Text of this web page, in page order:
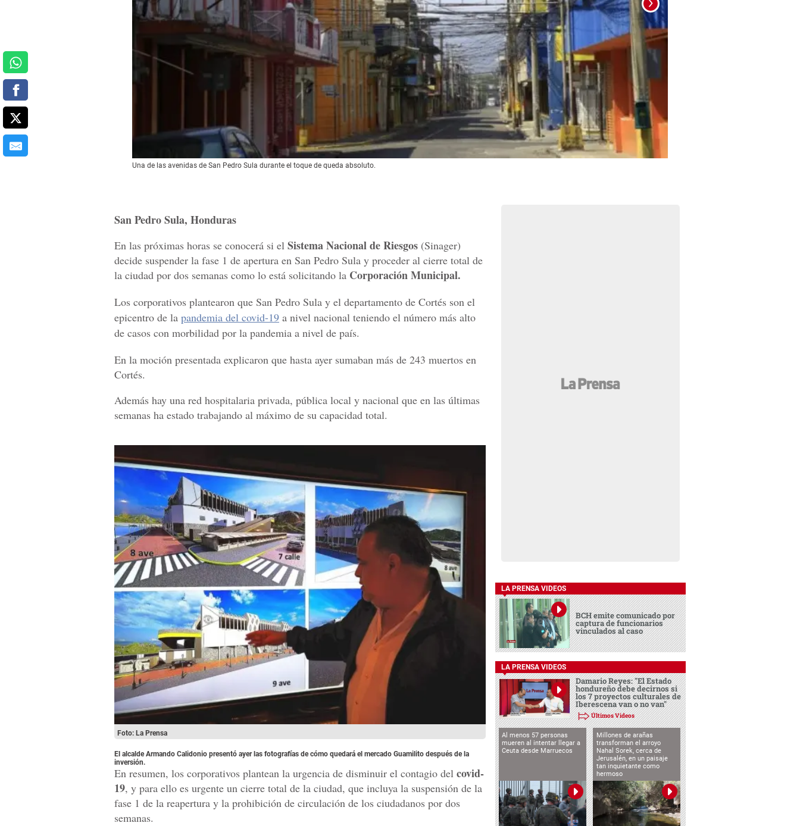
Una de las avenidas de San Pedro Sula durante el toque de queda absoluto.
San Pedro Sula, Honduras
En las próximas horas se conocerá si el Sistema Nacional de Riesgos (Sinager)
decide suspender la fase 1 de apertura en San Pedro Sula y proceder al cierre total de
la ciudad por dos semanas como lo está solicitando la Corporación Municipal.
Los corporativos plantearon que San Pedro Sula y el departamento de Cortés son el
epicentro de la pandemia del covid-19 a nivel nacional teniendo el número más alto
de casos con morbilidad por la pandemia a nivel de país.
En la moción presentada explicaron que hasta ayer sumaban más de 243 muertos en
Cortés.
Además hay una red hospitalaria privada, pública local y nacional que en las últimas
semanas ha estado trabajando al máximo de su capacidad total.
Foto: La Prensa
El alcalde Armando Calidonio presentó ayer las fotografías de cómo quedará el mercado Guamilito después de la
inversión.
En resumen, los corporativos plantean la urgencia de disminuir el contagio del covid-
19, y para ello es urgente un cierre total de la ciudad, que incluya la suspensión de la
fase 1 de la reapertura y la prohibición de circulación de los ciudadanos por dos
semanas.
LA PRENSA VIDEOS
BCH emite comunicado por
captura de funcionarios
vinculados al caso
LA PRENSA VIDEOS
Damario Reyes: "El Estado
hondureño debe decirnos si
los 7 proyectos culturales de
Iberescena van o no van"
Últimos Videos
Al menos 57 personas
mueren al intentar llegar a
Ceuta desde Marruecos
Millones de arañas
transforman el arroyo
Nahal Sorek, cerca de
Jerusalén, en un paisaje
tan inquietante como
hermoso